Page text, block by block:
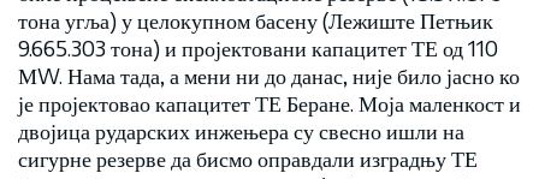
тона угља) у целокупном басену (Лежиште Петњик
9.665.303 тона) и пројектовани капацитет ТЕ од 110
МW. Нама тада, а мени ни до данас, није било јасно ко
је пројектовао капацитет ТЕ Беране. Моја маленкост и
двојица рударских инжењера су свесно ишли на
сигурне резерве да бисмо оправдали изградњу ТЕ